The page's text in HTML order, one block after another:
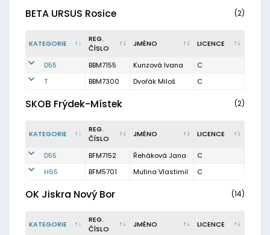
BETA URSUS Rosice (2)
KATEGORIE
REG.
ČÍSLO
JMÉNO LICENCE
D55 BBM7155 Kunzová Ivana
C
T
BBM7300 Dvořák Miloš C
SKOB Frýdek-Místek (2)
KATEGORIE
REG.
ČÍSLO
JMÉNO LICENCE
D55 BFM7152 Řeháková Jana
C
H65
BFM5701 Mutina Vlastimil C
OK Jiskra Nový Bor (14)
KATEGORIE
REG.
ČÍSLO
JMÉNO LICENCE